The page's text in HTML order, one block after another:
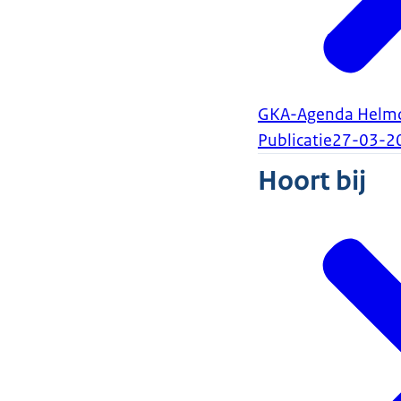
GKA-Agenda
Publicatie27-03-
Hoort bij